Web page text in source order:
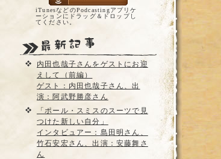
iTunesなどのPodcastingアプリケ
ーションにドラッグ＆ドロップし
てください。
内田也哉子さんをゲストにお迎
えして（前編）
ゲスト：内田也哉子さん、出
演：阿武野勝彦さん
「ポール・スミスのスーツで見
つけた新しい自分」
インタビュアー：島田明さん、
竹石安宏さん、出演：安藤舞さ
ん